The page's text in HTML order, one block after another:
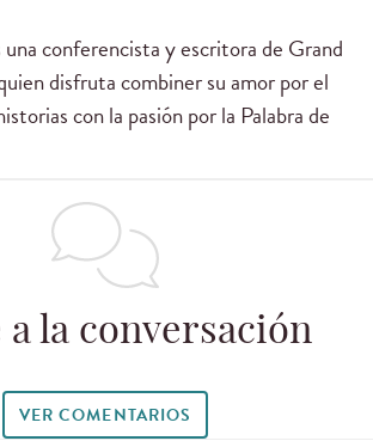
una conferencista y escritora de Grand
disfruta combiner su amor por el
con la pasión por la Palabra de
a la conversación
VER COMENTARIOS